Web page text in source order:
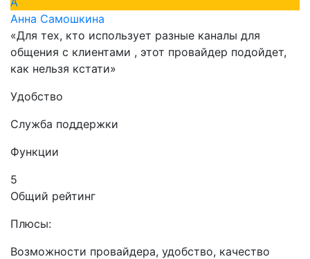
Анна Самошкина
«Для тех, кто использует разные каналы для
общения с клиентами , этот провайдер подойдет,
как нельзя кстати»
Удобство
Служба поддержки
Функции
5
Общий рейтинг
Плюсы:
Возможности провайдера, удобство, качество